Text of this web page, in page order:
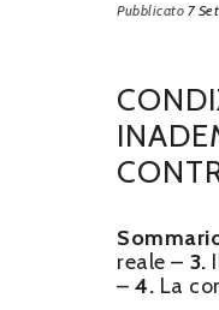
Pubblicato 7
reale – 3.
– 4. La